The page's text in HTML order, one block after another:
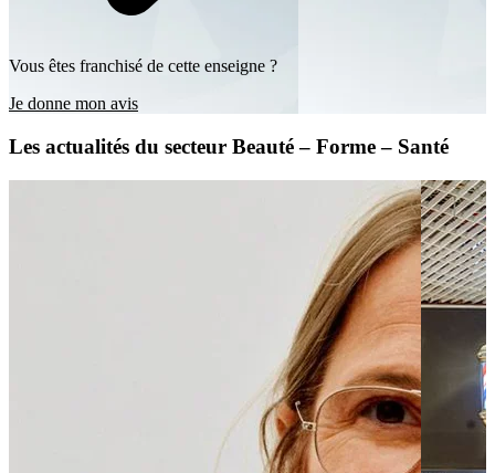
Vous êtes franchisé de cette enseigne ?
Je donne mon avis
Les actualités du secteur Beauté – Forme – Santé